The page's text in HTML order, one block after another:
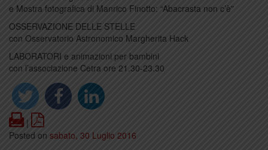
e Mostra fotografica di Manrico Finotto: “Abacrasta non c’è”
OSSERVAZIONE DELLE STELLE
con Osservatorio Astronomico Margherita Hack
LABORATORI e animazioni per bambini
con l’associazione Cetra ore 21.30-23.30
Print
|
Posted on sabato, 30 Luglio 2016